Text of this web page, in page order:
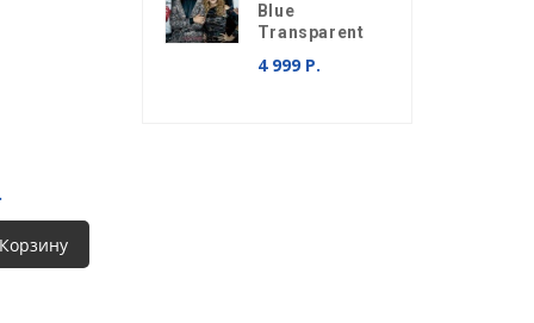
Blue
Transparent
4 999 Р.